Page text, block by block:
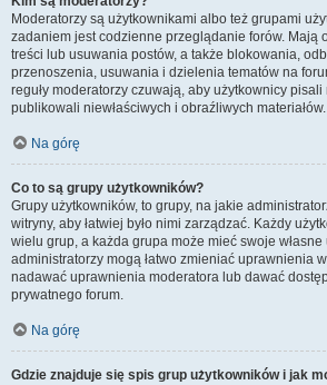
Moderatorzy są użytkownikami albo też grupami
zadaniem jest codzienne przeglądanie forów. Mają
treści lub usuwania postów, a także blokowania,
przenoszenia, usuwania i dzielenia tematów na
reguły moderatorzy czuwają, aby użytkownicy pisali
publikowali niewłaściwych i obraźliwych materiałów.
Na górę
Co to są grupy użytkowników?
Grupy użytkowników, to grupy, na jakie
witryny, aby łatwiej było nimi zarządzać. Każdy
wielu grup, a każda grupa może mieć swoje
administratorzy mogą łatwo zmieniać uprawnienia
nadawać uprawnienia moderatora lub dawać
prywatnego forum.
Na górę
Gdzie znajduje się spis grup użytkowników i jak